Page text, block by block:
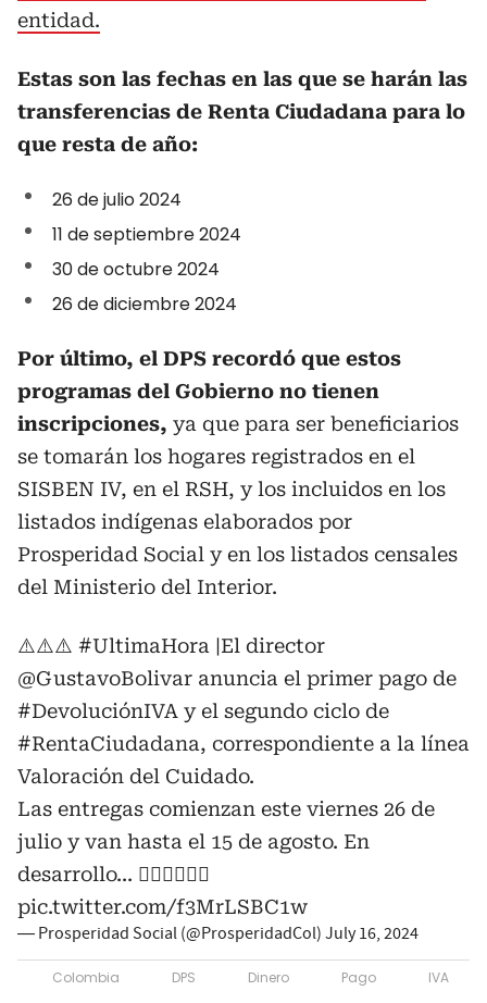
entidad.
Estas son las fechas en las que se harán las
transferencias de Renta Ciudadana para lo
que resta de año:
26 de julio 2024
11 de septiembre 2024
30 de octubre 2024
26 de diciembre 2024
Por último, el DPS recordó que estos
programas del Gobierno no tienen
inscripciones, ya que para ser beneficiarios
se tomarán los hogares registrados en el
SISBEN IV, en el RSH, y los incluidos en los
listados indígenas elaborados por
Prosperidad Social y en los listados censales
del Ministerio del Interior.
⚠️⚠️⚠️ #UltimaHora |El director
@GustavoBolivar anuncia el primer pago de
#DevoluciónIVA y el segundo ciclo de
#RentaCiudadana, correspondiente a la línea
Valoración del Cuidado.
Las entregas comienzan este viernes 26 de
julio y van hasta el 15 de agosto. En
desarrollo... 👇🏼👇🏼👇🏼
pic.twitter.com/f3MrLSBC1w
— Prosperidad Social (@ProsperidadCol) July 16, 2024
Colombia DPS Dinero Pago IVA